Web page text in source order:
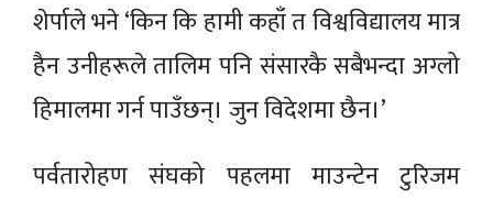
शेर्पाले भने ‘किन कि हामी कहाँ त विश्वविद्यालय मात्र
हैन उनीहरूले तालिम पनि संसारकै सबैभन्दा अग्लो
हिमालमा गर्न पाउँछन्। जुन विदेशमा छैन।’
पर्वतारोहण संघको पहलमा माउन्टेन टुरिजम